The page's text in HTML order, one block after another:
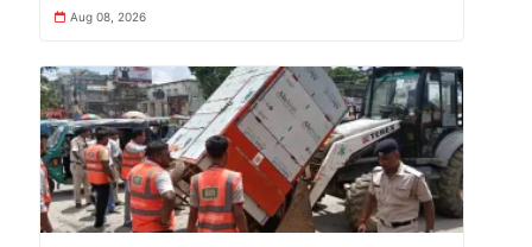
Aug 08, 2026